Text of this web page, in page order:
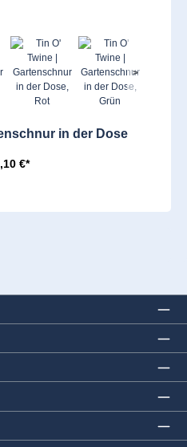
>
in der Dose
€*